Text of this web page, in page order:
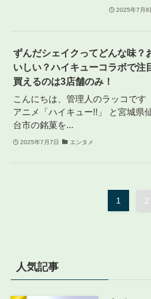
2025年7月8
ずんだシェイクってどんな味？
いしい？ハイキューコラボで注
買えるのは3店舗のみ！
こんにちは、管理人のラッコです
アニメ「ハイキュー!!」 と宮城県
台市の銘菓を...
2025年7月7日 エンタメ
1 2
人気記事